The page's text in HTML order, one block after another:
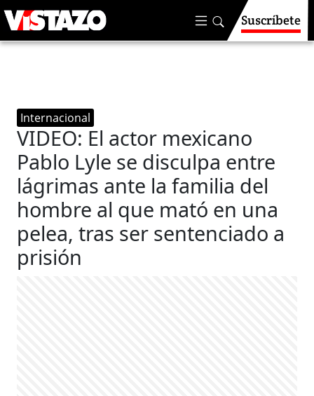
Suscríbete
Internacional
VIDEO: El actor mexicano
Pablo Lyle se disculpa entre
lágrimas ante la familia del
hombre al que mató en una
pelea, tras ser sentenciado a
prisión